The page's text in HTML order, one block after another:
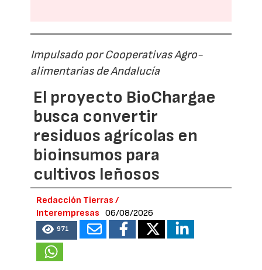
Impulsado por Cooperativas Agro-
alimentarias de Andalucía
El proyecto BioChargae
busca convertir
residuos agrícolas en
bioinsumos para
cultivos leñosos
Redacción Tierras /
Interempresas
06/08/2026
971